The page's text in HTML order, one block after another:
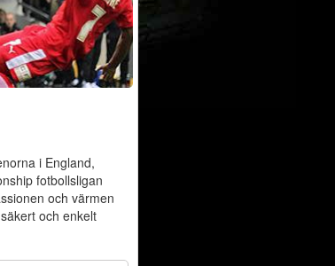
i England,
fotbollsligan
och värmen
och enkelt